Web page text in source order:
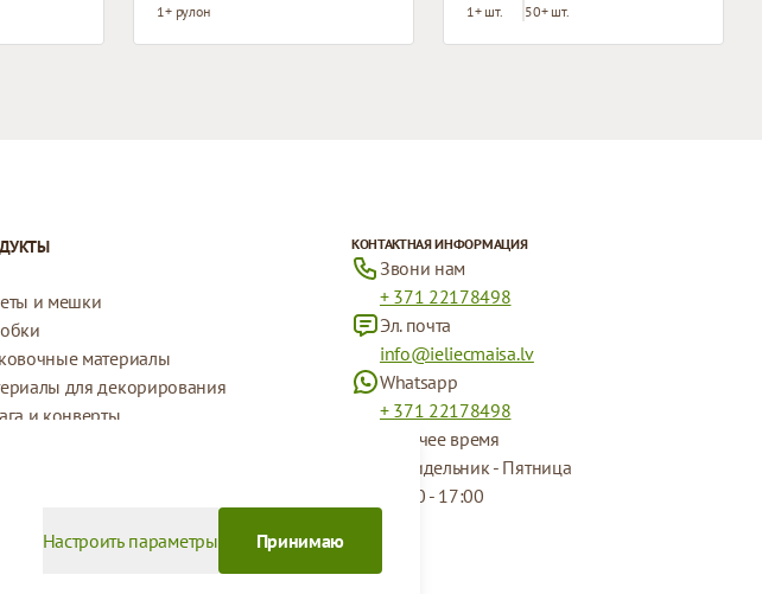
1+ рулон 1+ шт. 50+ шт.
Настроить параметры Принимаю
и мешки
материалы
для декорирования
и конверты
КОНТАКТНАЯ ИНФОРМАЦИЯ
Звони нам
+ 371 22178498
Эл. почта
info@ieliecmaisa.lv
Whatsapp
+ 371 22178498
Рабочее время
Понидельник - Пятница
09:00 - 17:00